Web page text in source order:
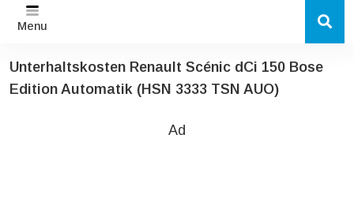
Menu
Unterhaltskosten Renault Scénic dCi 150 Bose
Edition Automatik (HSN 3333 TSN AUO)
Ad